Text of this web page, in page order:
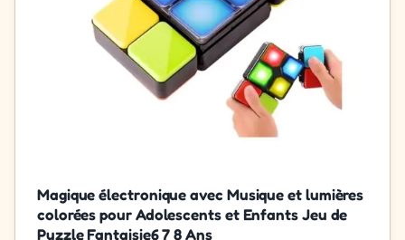
Magique électronique avec Musique et lumières
colorées pour Adolescents et Enfants Jeu de
Puzzle Fantaisie6 7 8 Ans